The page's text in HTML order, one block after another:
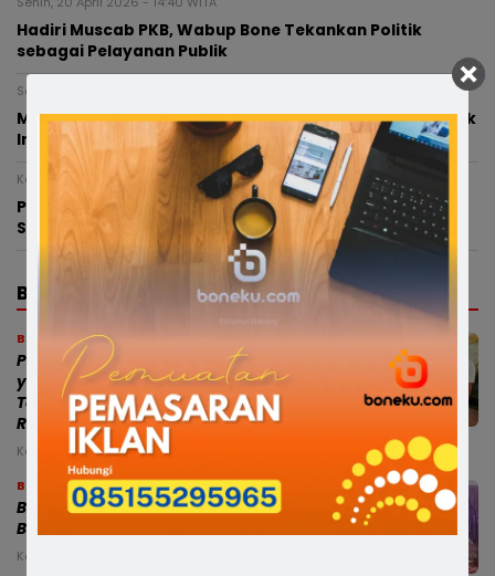
Hadiri Muscab PKB, Wabup Bone Tekankan Politik
sebagai Pelayanan Publik
Sabtu, 6 September 2025 - 15:42 WITA
Musda VI PKS Bone: Kokoh Bersama Majukan Bone untuk
Indonesia
Kamis, 27 Februari 2025 - 20:36 WITA
Perkuat Wawasan Kebangsaan, Andi Muzakkir Aqil
Sosialisasi 4 Pilar di Kabupaten Bone
BERITA TERBARU
Bone
Polres Bone Luruskan Isu Kecelakaan
yang Melibatkan Anggota Polri, Bukan
Terobos Lampu Merah, Diduga Akibat
Rem Blong
Kamis, 6 Agu 2026 - 23:14 WITA
Bone
Bupati Bone Melayat ke Rumah Duka
Balita 4 Tahun Korban Kecelakaan
Kamis, 6 Agu 2026 - 21:25 WITA